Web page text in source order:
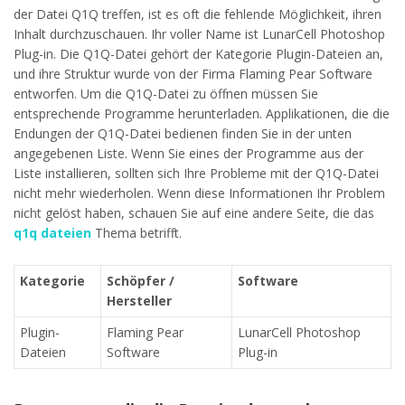
der Datei Q1Q treffen, ist es oft die fehlende Möglichkeit, ihren
Inhalt durchzuschauen. Ihr voller Name ist LunarCell Photoshop
Plug-in. Die Q1Q-Datei gehört der Kategorie Plugin-Dateien an,
und ihre Struktur wurde von der Firma Flaming Pear Software
entworfen. Um die Q1Q-Datei zu öffnen müssen Sie
entsprechende Programme herunterladen. Applikationen, die die
Endungen der Q1Q-Datei bedienen finden Sie in der unten
angegebenen Liste. Wenn Sie eines der Programme aus der
Liste installieren, sollten sich Ihre Probleme mit der Q1Q-Datei
nicht mehr wiederholen. Wenn diese Informationen Ihr Problem
nicht gelöst haben, schauen Sie auf eine andere Seite, die das
q1q dateien Thema betrifft.
Kategorie
Schöpfer /
Hersteller
Software
Plugin-
Dateien
Flaming Pear
Software
LunarCell Photoshop
Plug-in